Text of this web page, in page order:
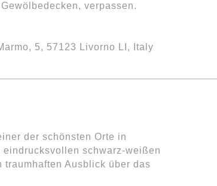
verpassen.
5, 57123 Livorno LI, Italy
der schönsten Orte in
eindrucksvollen schwarz-weißen
Ausblick über das